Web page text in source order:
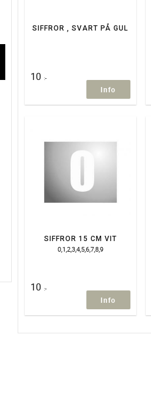
SIFFROR , SVART PÅ GUL
10 :-
Info
SIFFROR 15 CM VIT
0,1,2,3,4,5,6,7,8,9
10 :-
Info